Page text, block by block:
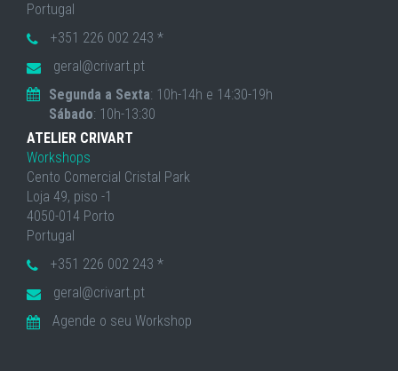
Portugal
+351 226 002 243 *
geral@crivart.pt
Segunda a Sexta: 10h-14h e 14:30-19h
Sábado: 10h-13:30
ATELIER CRIVART
Workshops
Cento Comercial Cristal Park
Loja 49, piso -1
4050-014 Porto
Portugal
+351 226 002 243 *
geral@crivart.pt
Agende o seu Workshop